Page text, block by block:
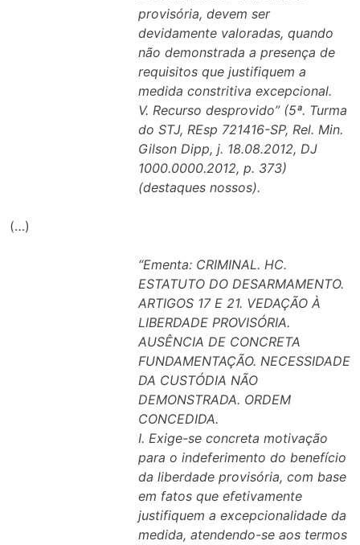
provisória, devem ser
devidamente valoradas, quando
não demonstrada a presença de
requisitos que justifiquem a
medida constritiva excepcional.
V. Recurso desprovido” (5ª. Turma
do STJ, REsp 721416-SP, Rel. Min.
Gilson Dipp, j. 18.08.2012, DJ
1000.0000.2012, p. 373)
(destaques nossos).
(…)
“Ementa: CRIMINAL. HC.
ESTATUTO DO DESARMAMENTO.
ARTIGOS 17 E 21. VEDAÇÃO À
LIBERDADE PROVISÓRIA.
AUSÊNCIA DE CONCRETA
FUNDAMENTAÇÃO. NECESSIDADE
DA CUSTÓDIA NÃO
DEMONSTRADA. ORDEM
CONCEDIDA.
I. Exige-se concreta motivação
para o indeferimento do benefício
da liberdade provisória, com base
em fatos que efetivamente
justifiquem a excepcionalidade da
medida, atendendo-se aos termos